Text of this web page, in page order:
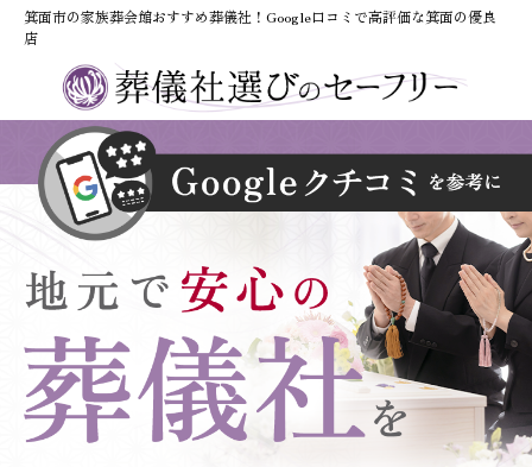
箕面市の家族葬会館おすすめ葬儀社！Google口コミで高評価な箕面の優良
店